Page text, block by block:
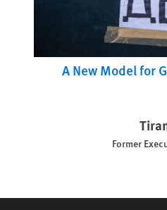
A New Model for
Former